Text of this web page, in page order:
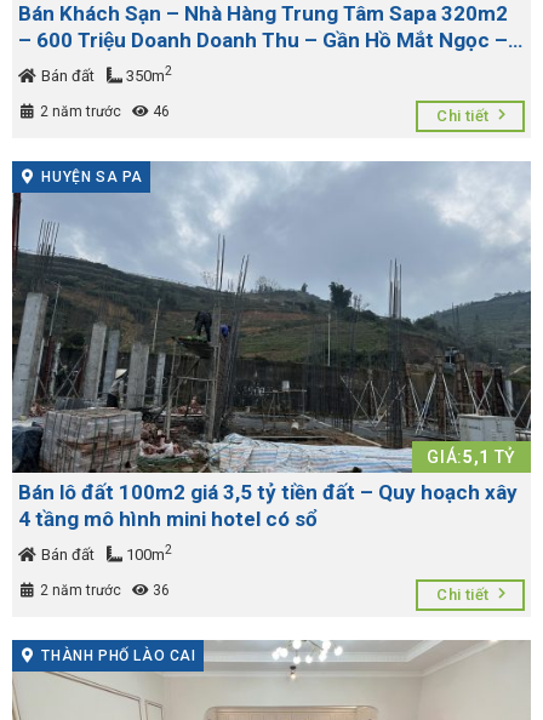
Bán Khách Sạn – Nhà Hàng Trung Tâm Sapa 320m2
– 600 Triệu Doanh Doanh Thu – Gần Hồ Mắt Ngọc –
LH: 0968317195
Bán đất 350m2
2 năm trước 46 Chi tiết
HUYỆN SA PA
GIÁ:5,1 TỶ
Bán lô đất 100m2 giá 3,5 tỷ tiền đất – Quy hoạch xây
4 tầng mô hình mini hotel có sổ
Bán đất 100m2
2 năm trước 36 Chi tiết
THÀNH PHỐ LÀO CAI